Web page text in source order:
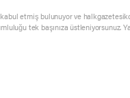
kabul etmiş bulunuyor ve
tek başınıza üstleniyorsunuz.